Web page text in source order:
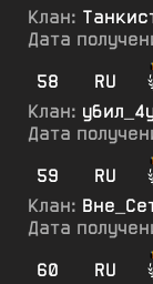
Клан:
Дата
58
RU
Клан:
Дата
59
RU
Клан:
Дата
60
RU